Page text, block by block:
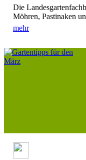
Die
Möhren, Pastinaken
mehr